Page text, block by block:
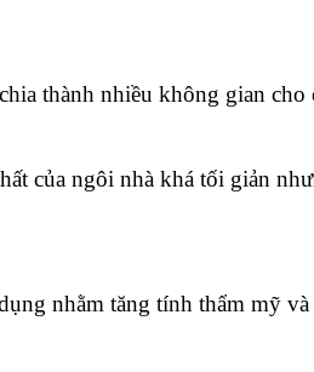
thành nhiều không gian
của ngôi nhà khá tối giản
nhằm tăng tính thẩm mỹ và